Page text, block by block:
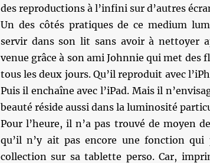
des reproductions à l’infini sur d’autres
Un des côtés pratiques de ce medium
servir dans son lit sans avoir à nettoyer
venue grâce à son ami Johnnie qui met des
tous les deux jours. Qu’il reproduit avec
Puis il enchaîne avec l’iPad. Mais il
beauté réside aussi dans la luminosité
Pour l’heure, il n’a pas trouvé de moyen
qu’il n’y ait pas encore une fonction
collection sur sa tablette perso. Car,